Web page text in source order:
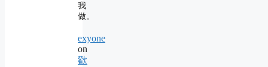
我
做。
exyone
on
歡